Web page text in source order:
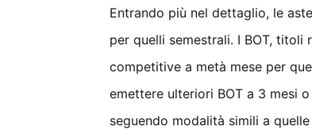
Entrando più nel dettaglio, le
per quelli semestrali. I BOT,
competitive a metà mese per
emettere ulteriori BOT a 3 mesi
seguendo modalità simili a